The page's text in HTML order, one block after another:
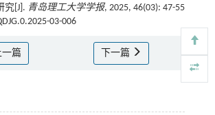
究[J]. 青岛理工大学学报, 2025, 46(03): 47-55
03-006
一篇 下一篇